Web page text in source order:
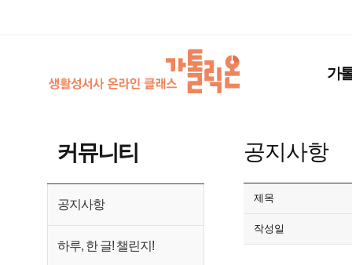
가
커뮤니티
공지사항
하루, 한 글! 챌린지!
공지사항
제목
작성일